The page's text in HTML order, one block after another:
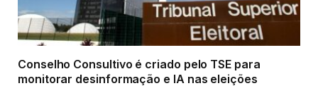
Conselho Consultivo é criado pelo TSE para
monitorar desinformação e IA nas eleições